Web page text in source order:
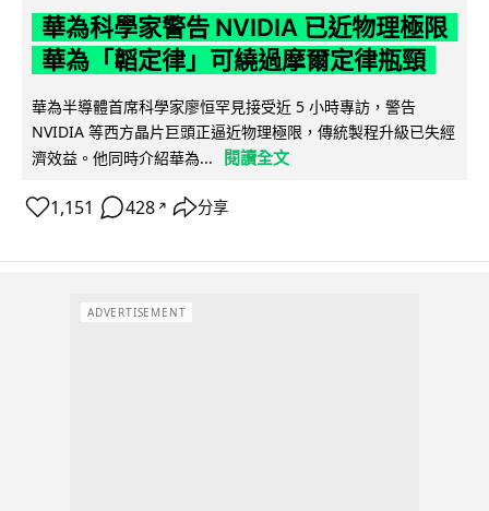
華為科學家警告 NVIDIA 已近物理極限
華為「韜定律」可繞過摩爾定律瓶頸
華為半導體首席科學家廖恒罕見接受近 5 小時專訪，警告
NVIDIA 等西方晶片巨頭正逼近物理極限，傳統製程升級已失經
濟效益。他同時介紹華為...
閱讀全文
1,151 428 ↗ 分享
ADVERTISEMENT